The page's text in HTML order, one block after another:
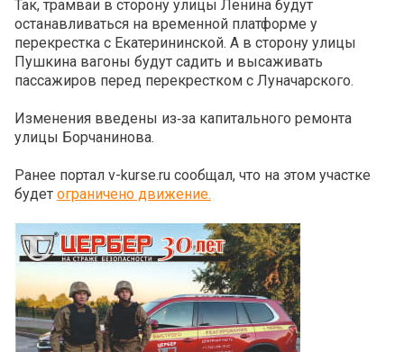
Так, трамваи в сторону улицы Ленина будут
останавливаться на временной платформе у
перекрестка с Екатерининской. А в сторону улицы
Пушкина вагоны будут садить и высаживать
пассажиров перед перекрестком с Луначарского.
Изменения введены из‑за капитального ремонта
улицы Борчанинова.
Ранее портал v-kurse.ru сообщал, что на этом участке
будет ограничено движение.